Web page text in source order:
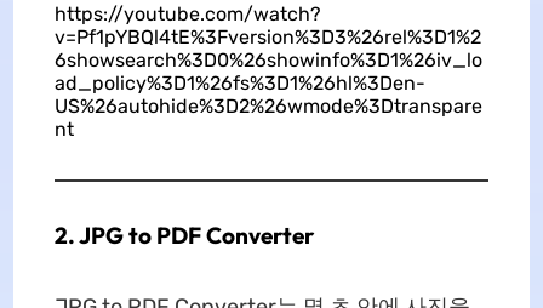
https://youtube.com/watch?
v=Pf1pYBQl4tE%3Fversion%3D3%26rel%3D1%2
6showsearch%3D0%26showinfo%3D1%26iv_lo
ad_policy%3D1%26fs%3D1%26hl%3Den-
US%26autohide%3D2%26wmode%3Dtranspare
nt
2. JPG to PDF Converter